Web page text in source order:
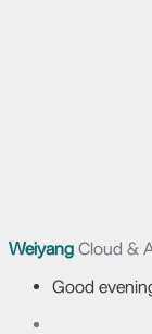
Weiyang Cloud &
Good